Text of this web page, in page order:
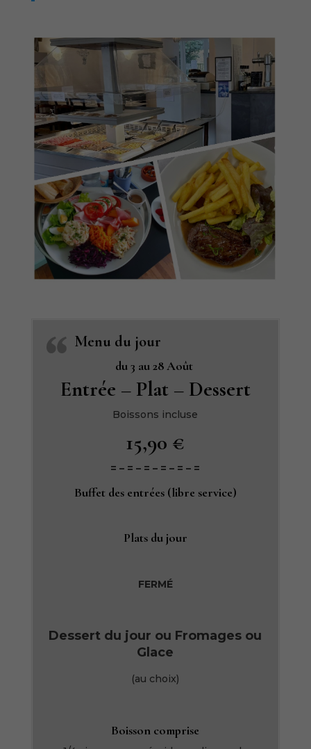
Menu du jour
du 3 au 28 Août
Entrée – Plat – Dessert
Boissons incluse
15,90 €
= – = – = – = – = – =
Buffet des entrées (libre service)
Plats du jour
FERMÉ
Dessert du jour ou Fromages ou
Glace
(au choix)
Boisson comprise